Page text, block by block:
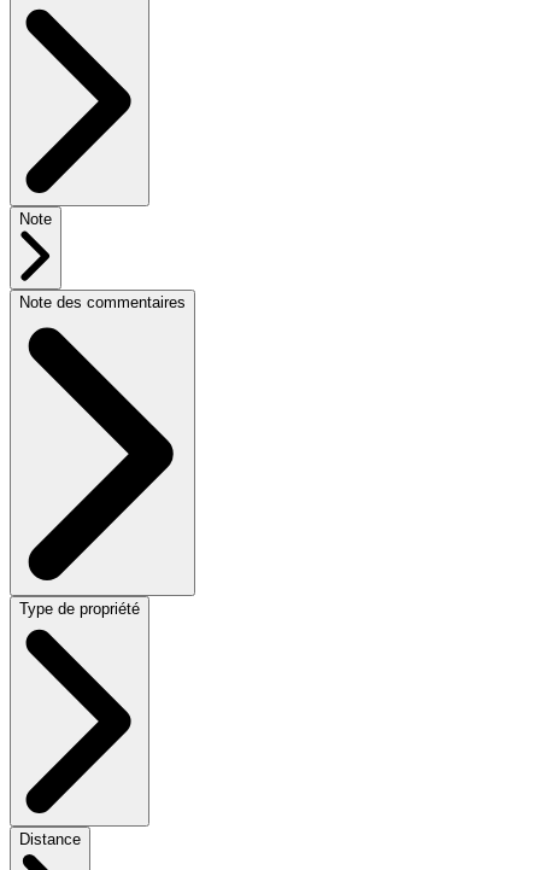
Note
Note des commentaires
Type de propriété
Distance